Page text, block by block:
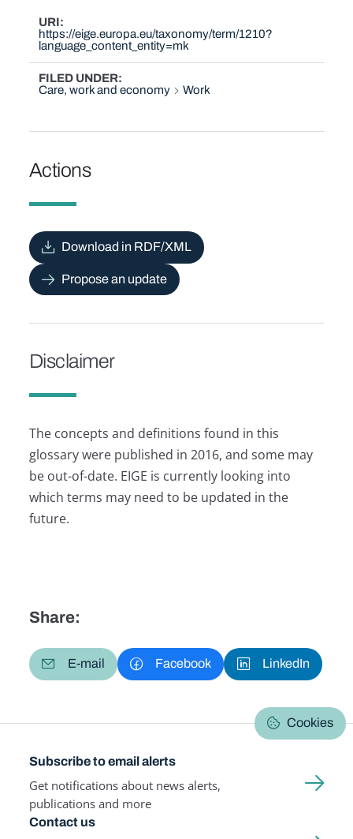
URI
https://eige.europa.eu/taxonomy/term/1210?
language_content_entity=mk
FILED UNDER
Care, work and economy
Work
Actions
Download in RDF/XML
Propose an update
Disclaimer
The concepts and definitions found in this
glossary were published in 2016, and some may
be out-of-date. EIGE is currently looking into
which terms may need to be updated in the
future.
Share:
E-mail Facebook LinkedIn
Cookies
Subscribe to email alerts
Get notifications about news alerts,
publications and more
Contact us